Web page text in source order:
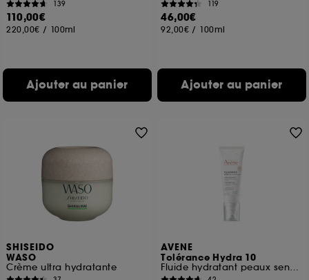
139
110,00€
220,00€ / 100ml
Ajouter au panier
119
46,00€
92,00€ / 100ml
Ajouter au panier
SHISEIDO
WASO
Crème ultra hydratante
AVENE
Tolérance Hydra 10
Fluide hydratant peaux sensibles normales à mixtes